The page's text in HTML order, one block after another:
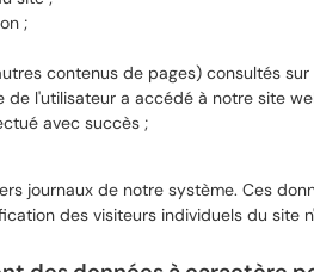
;
contenus de pages) consultés
l'utilisateur a accédé à notre site
avec succès ;
journaux de notre système. Ces
des visiteurs individuels du site